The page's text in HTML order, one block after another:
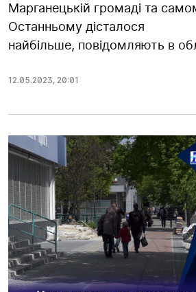
Марганецькій громаді та
Останньому дісталося
найбільше, повідомляють в
12.05.2023, 20:01